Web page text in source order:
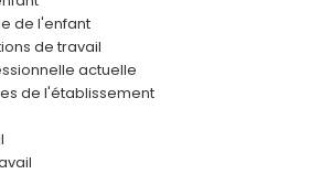
de l'enfant
de travail
actuelle
de l'établissement